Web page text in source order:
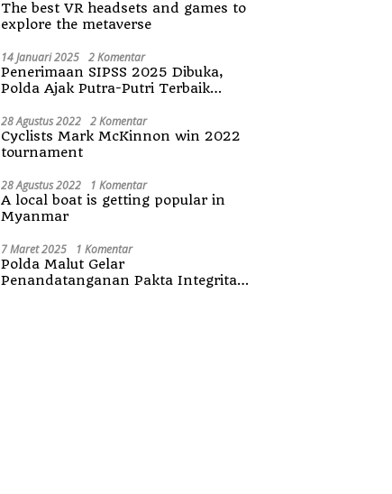
The best VR headsets and games to
explore the metaverse
14 Januari 2025 2 Komentar
Penerimaan SIPSS 2025 Dibuka,
Polda Ajak Putra-Putri Terbaik
28 Agustus 2022 2 Komentar
Cyclists Mark McKinnon win 2022
tournament
28 Agustus 2022 1 Komentar
A local boat is getting popular in
Myanmar
7 Maret 2025 1 Komentar
Polda Malut Gelar
Penandatanganan Pakta Integritas